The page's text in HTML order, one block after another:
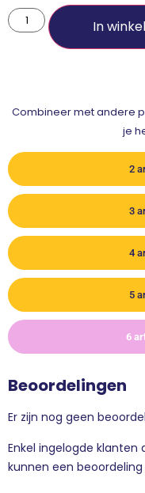
In
Combineer met andere
je
2
3
4
5
6
Beoordelingen
Er zijn nog geen
Enkel ingelogde
kunnen een beoordeling